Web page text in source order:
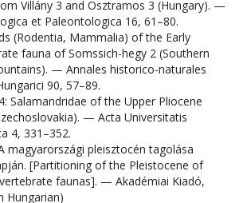
Villány 3 and Osztramos 3 (Hungary). —
et Paleontologica 16, 61–80.
(Rodentia, Mammalia) of the Early
fauna of Somssich-hegy 2 (Southern
— Annales historico-naturales
90, 57–89.
Salamandridae of the Upper Pliocene
— Acta Universitatis
4, 331–352.
magyarországi pleisztocén tagolása
[Partitioning of the Pleistocene of
faunas]. — Akadémiai Kiadó,
Hungarian)